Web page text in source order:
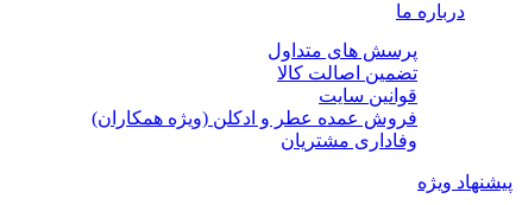
درباره ما
پرسش های متداول
تضمین اصالت کالا
قوانین سایت
فروش عمده عطر و ادکلن (ویژه همکاران)
وفاداری مشتریان
پیشنهاد ویژه